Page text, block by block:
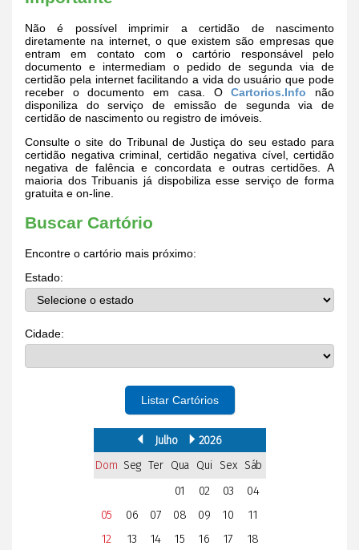
Não é possível imprimir a certidão de nascimento
diretamente na internet, o que existem são empresas que
entram em contato com o cartório responsável pelo
documento e intermediam o pedido de segunda via de
certidão pela internet facilitando a vida do usuário que pode
receber o documento em casa. OCartorios.Info não
disponiliza do serviço de emissão de segunda via de
certidão de nascimento ou registro de imóveis.
Consulte o site do Tribunal de Justiça do seu estado para
certidão negativa criminal, certidão negativa cível, certidão
negativa de falência e concordata e outras certidões. A
maioria dos Tribuanis já dispobiliza esse serviço de forma
gratuita e on-line.
Buscar Cartório
Encontre o cartório mais próximo:
Estado:
Cidade:
Listar Cartórios